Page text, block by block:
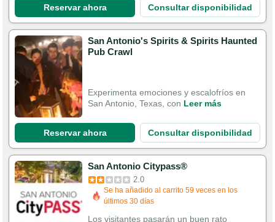
Reservar ahora Consultar disponibilidad
San Antonio's Spirits & Spirits Haunted
Pub Crawl
Experimenta emociones y escalofríos en
San Antonio, Texas, con Leer más
Reservar ahora Consultar disponibilidad
San Antonio Citypass®
2.0
Se ha añadido al carrito 59 veces en los
últimos 30 días
Los visitantes pasarán un buen rato